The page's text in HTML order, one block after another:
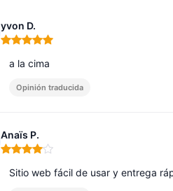
yvon D.
Nota: 5 de 5
a la cima
Opinión traducida
Anaïs P.
Nota: 4 de 5
Sitio web fácil de usar y entrega